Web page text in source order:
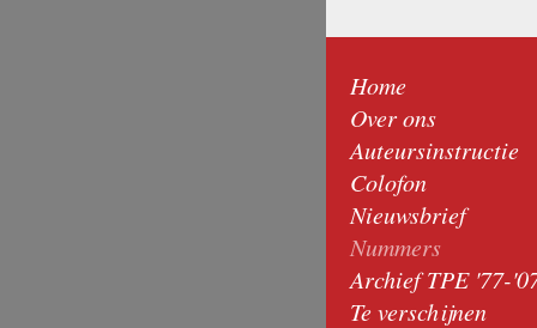
Home
Over ons
Auteursinstructie
Colofon
Nieuwsbrief
Nummers
Archief TPE '77-
Te verschijnen